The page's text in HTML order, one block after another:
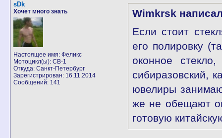
sDk
Хочет много знать
Настоящее имя: Феликс
Мотоцикл(ы): CB-1
Откуда: Санкт-Петербург
Зарегистрирован: 16.11.2014
Сообщений: 141
Wimkrsk
Если стоит
его полировку
оконное
сибиразовский,
ювелиры
же не обещают
готовую